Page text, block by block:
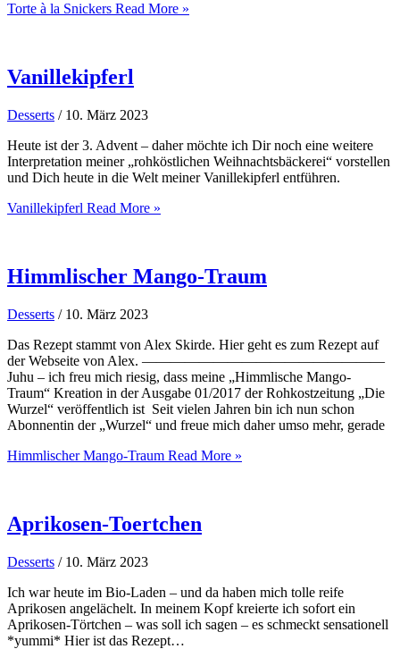
Torte à la Snickers Read More »
Vanillekipferl
Desserts / 10. März 2023
Heute ist der 3. Advent – daher möchte ich Dir noch eine weitere
Interpretation meiner „rohköstlichen Weihnachtsbäckerei“ vorstellen
und Dich heute in die Welt meiner Vanillekipferl entführen.
Vanillekipferl Read More »
Himmlischer Mango-Traum
Desserts / 10. März 2023
Das Rezept stammt von Alex Skirde. Hier geht es zum Rezept auf
der Webseite von Alex. —————————————————
Juhu – ich freu mich riesig, dass meine „Himmlische Mango-
Traum“ Kreation in der Ausgabe 01/2017 der Rohkostzeitung „Die
Wurzel“ veröffentlich ist Seit vielen Jahren bin ich nun schon
Abonnentin der „Wurzel“ und freue mich daher umso mehr, gerade
Himmlischer Mango-Traum Read More »
Aprikosen-Toertchen
Desserts / 10. März 2023
Ich war heute im Bio-Laden – und da haben mich tolle reife
Aprikosen angelächelt. In meinem Kopf kreierte ich sofort ein
Aprikosen-Törtchen – was soll ich sagen – es schmeckt sensationell
*yummi* Hier ist das Rezept…